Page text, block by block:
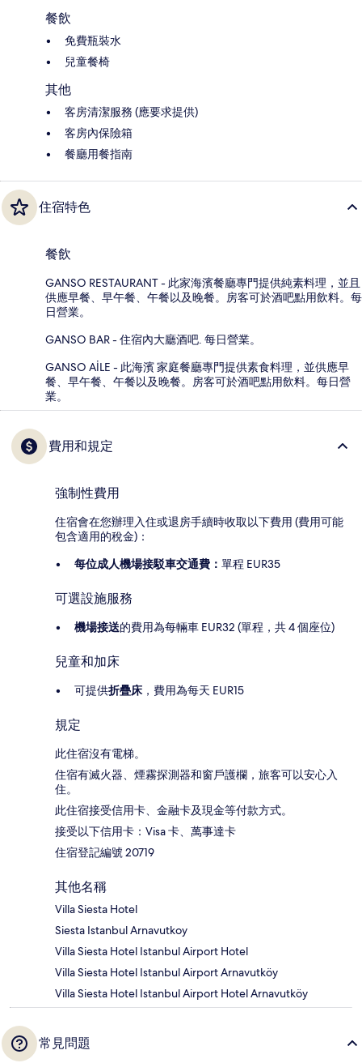
餐飲
免費瓶裝水
兒童餐椅
其他
客房清潔服務 (應要求提供)
客房內保險箱
餐廳用餐指南
住宿特色
餐飲
GANSO RESTAURANT - 此家海濱餐廳專門提供純素料理，並且
供應早餐、早午餐、午餐以及晚餐。房客可於酒吧點用飲料。每
日營業。
GANSO BAR - 住宿內大廳酒吧. 每日營業。
GANSO AİLE - 此海濱 家庭餐廳專門提供素食料理，並供應早
餐、早午餐、午餐以及晚餐。房客可於酒吧點用飲料。每日營
業。
費用和規定
強制性費用
住宿會在您辦理入住或退房手續時收取以下費用 (費用可能
包含適用的稅金)：
每位成人機場接駁車交通費： 單程 EUR35
可選設施服務
機場接送的費用為每輛車 EUR32 (單程，共 4 個座位)
兒童和加床
可提供折疊床 ，費用為每天 EUR15
規定
此住宿沒有電梯。
住宿有滅火器、煙霧探測器和窗戶護欄，旅客可以安心入
住。
此住宿接受信用卡、金融卡及現金等付款方式。
接受以下信用卡：Visa 卡、萬事達卡
住宿登記編號 20719
其他名稱
Villa Siesta Hotel
Siesta Istanbul Arnavutkoy
Villa Siesta Hotel Istanbul Airport Hotel
Villa Siesta Hotel Istanbul Airport Arnavutköy
Villa Siesta Hotel Istanbul Airport Hotel Arnavutköy
常見問題